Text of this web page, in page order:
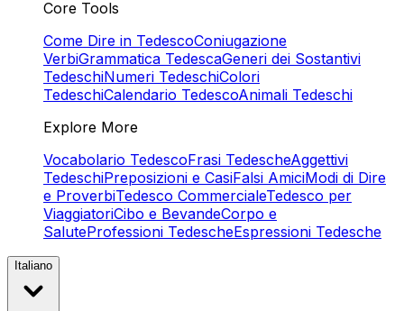
Core Tools
Come Dire in TedescoConiugazione
VerbiGrammatica TedescaGeneri dei Sostantivi
TedeschiNumeri TedeschiColori
TedeschiCalendario TedescoAnimali Tedeschi
Explore More
Vocabolario TedescoFrasi TedescheAggettivi
TedeschiPreposizioni e CasiFalsi AmiciModi di Dire
e ProverbiTedesco CommercialeTedesco per
ViaggiatoriCibo e BevandeCorpo e
SaluteProfessioni TedescheEspressioni Tedesche
Italiano